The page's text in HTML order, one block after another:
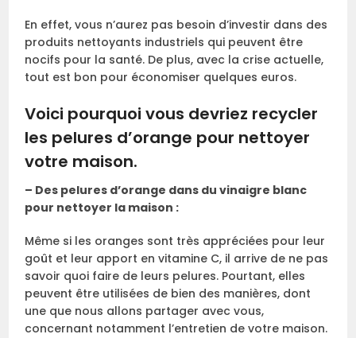
En effet, vous n’aurez pas besoin d’investir dans des
produits nettoyants industriels qui peuvent être
nocifs pour la santé. De plus, avec la crise actuelle,
tout est bon pour économiser quelques euros.
Voici pourquoi vous devriez recycler
les pelures d’orange pour nettoyer
votre maison.
– Des pelures d’orange dans du vinaigre blanc
pour nettoyer la maison :
Même si les oranges sont très appréciées pour leur
goût et leur apport en vitamine C, il arrive de ne pas
savoir quoi faire de leurs pelures. Pourtant, elles
peuvent être utilisées de bien des manières, dont
une que nous allons partager avec vous,
concernant notamment l’entretien de votre maison.